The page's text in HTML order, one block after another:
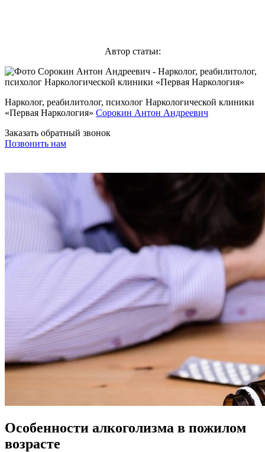
Автор статьи:
Нарколог, реабилитолог, психолог Наркологической клиники
«Первая Наркология» Сорокин Антон Андреевич
Заказать обратный звонок
Позвонить нам
Особенности алкоголизма в пожилом
возрасте